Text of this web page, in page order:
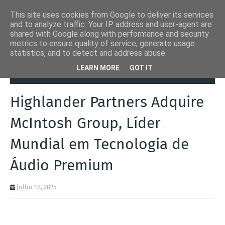
Highlander Partners
Highlander Partners Adquire
Highlander Partners Adquire
McIntosh Group, Líder
Mundial em Tecnologia de
Áudio Premium
julho 18, 2025
This site uses cookies from Google to deliver its services
and to analyze traffic. Your IP address and user-agent are
shared with Google along with performance and security
metrics to ensure quality of service, generate usage
statistics, and to detect and address abuse.
LEARN MORE GOT IT